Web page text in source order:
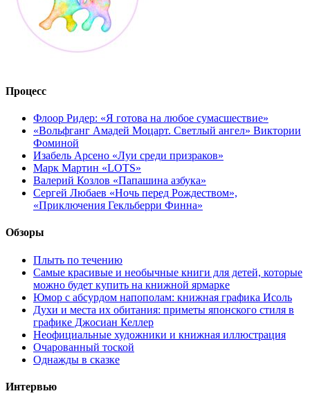
Процесс
Флоор Ридер: «Я готова на любое сумасшествие»
«Вольфганг Амадей Моцарт. Светлый ангел» Виктории
Фоминой
Изабель Арсено «Луи среди призраков»
Марк Мартин «LOTS»
Валерий Козлов «Папашина азбука»
Сергей Любаев «Ночь перед Рождеством»,
«Приключения Гекльберри Финна»
Обзоры
Плыть по течению
Самые красивые и необычные книги для детей, которые
можно будет купить на книжной ярмарке
Юмор с абсурдом напополам: книжная графика Исоль
Духи и места их обитания: приметы японского стиля в
графике Джосиан Келлер
Неофициальные художники и книжная иллюстрация
Очарованный тоской
Однажды в сказке
Интервью